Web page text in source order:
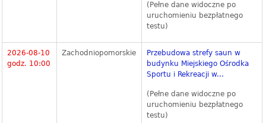
(Pełne dane widoczne po
uruchomieniu bezpłatnego
testu)
2026-08-10
godz. 10:00
Zachodniopomorskie
Przebudowa strefy saun w
budynku Miejskiego Ośrodka
Sportu i Rekreacji w...
(Pełne dane widoczne po
uruchomieniu bezpłatnego
testu)